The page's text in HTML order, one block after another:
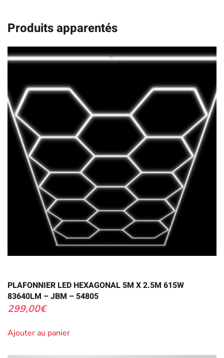
Produits apparentés
PLAFONNIER LED HEXAGONAL 5M X 2.5M 615W
83640LM – JBM – 54805
299,00€
Ajouter au panier